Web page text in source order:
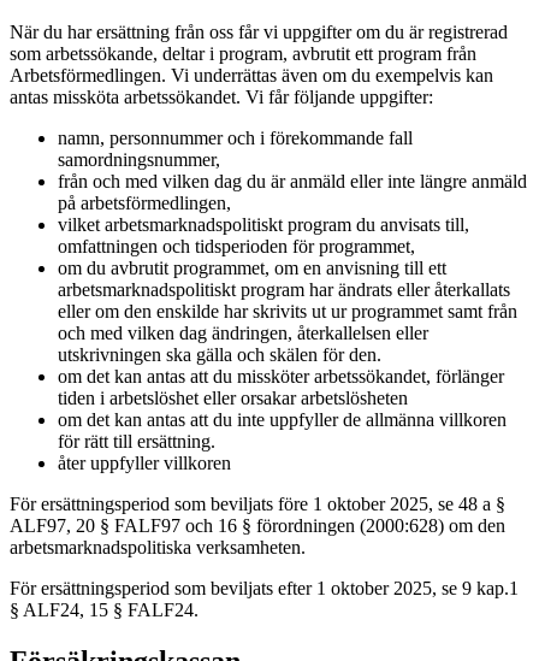
När du har ersättning från oss får vi uppgifter om du är registrerad
som arbetssökande, deltar i program, avbrutit ett program från
Arbetsförmedlingen. Vi underrättas även om du exempelvis kan
antas missköta arbetssökandet. Vi får följande uppgifter:
namn, personnummer och i förekommande fall
samordningsnummer,
från och med vilken dag du är anmäld eller inte längre anmäld
på arbetsförmedlingen,
vilket arbetsmarknadspolitiskt program du anvisats till,
omfattningen och tidsperioden för programmet,
om du avbrutit programmet, om en anvisning till ett
arbetsmarknadspolitiskt program har ändrats eller återkallats
eller om den enskilde har skrivits ut ur programmet samt från
och med vilken dag ändringen, återkallelsen eller
utskrivningen ska gälla och skälen för den.
om det kan antas att du missköter arbetssökandet, förlänger
tiden i arbetslöshet eller orsakar arbetslösheten
om det kan antas att du inte uppfyller de allmänna villkoren
för rätt till ersättning.
åter uppfyller villkoren
För ersättningsperiod som beviljats före 1 oktober 2025, se 48 a §
ALF97, 20 § FALF97 och 16 § förordningen (2000:628) om den
arbetsmarknadspolitiska verksamheten.
För ersättningsperiod som beviljats efter 1 oktober 2025, se 9 kap.1
§ ALF24, 15 § FALF24.